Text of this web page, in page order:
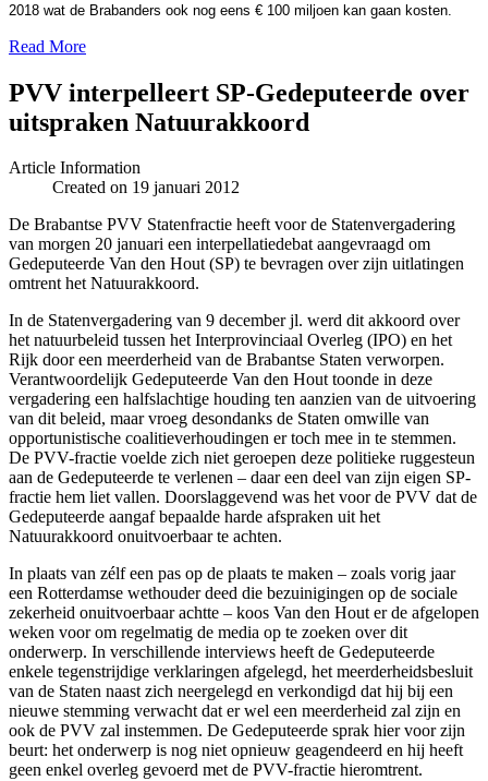
2018 wat de Brabanders ook nog eens € 100 miljoen kan gaan kosten.
Read More
PVV interpelleert SP-Gedeputeerde over
uitspraken Natuurakkoord
Article Information
Created on 19 januari 2012
De Brabantse PVV Statenfractie heeft voor de Statenvergadering
van morgen 20 januari een interpellatiedebat aangevraagd om
Gedeputeerde Van den Hout (SP) te bevragen over zijn uitlatingen
omtrent het Natuurakkoord.
In de Statenvergadering van 9 december jl. werd dit akkoord over
het natuurbeleid tussen het Interprovinciaal Overleg (IPO) en het
Rijk door een meerderheid van de Brabantse Staten verworpen.
Verantwoordelijk Gedeputeerde Van den Hout toonde in deze
vergadering een halfslachtige houding ten aanzien van de uitvoering
van dit beleid, maar vroeg desondanks de Staten omwille van
opportunistische coalitieverhoudingen er toch mee in te stemmen.
De PVV-fractie voelde zich niet geroepen deze politieke ruggesteun
aan de Gedeputeerde te verlenen – daar een deel van zijn eigen SP-
fractie hem liet vallen. Doorslaggevend was het voor de PVV dat de
Gedeputeerde aangaf bepaalde harde afspraken uit het
Natuurakkoord onuitvoerbaar te achten.
In plaats van zélf een pas op de plaats te maken – zoals vorig jaar
een Rotterdamse wethouder deed die bezuinigingen op de sociale
zekerheid onuitvoerbaar achtte – koos Van den Hout er de afgelopen
weken voor om regelmatig de media op te zoeken over dit
onderwerp. In verschillende interviews heeft de Gedeputeerde
enkele tegenstrijdige verklaringen afgelegd, het meerderheidsbesluit
van de Staten naast zich neergelegd en verkondigd dat hij bij een
nieuwe stemming verwacht dat er wel een meerderheid zal zijn en
ook de PVV zal instemmen. De Gedeputeerde sprak hier voor zijn
beurt: het onderwerp is nog niet opnieuw geagendeerd en hij heeft
geen enkel overleg gevoerd met de PVV-fractie hieromtrent.